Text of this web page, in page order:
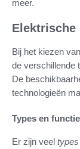
meer.
Elektrische
Bij het kiezen
de verschillende
De
technologieën
Types en
Er zijn veel